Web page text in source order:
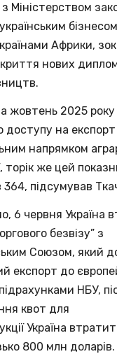
з Міністерством
Африки,
нових
жовтень 2025 року
доступу на експорт
напрямком
торік же цей
підсумував
6 червня Україна
безвізу” з
Союзом, який
експорт до
НБУ,
квот для
Україна
800 млн доларів.